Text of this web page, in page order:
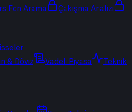
Fon Arama
Çakışma Analizi
& Döviz Vadeli Piyasa
Teknik